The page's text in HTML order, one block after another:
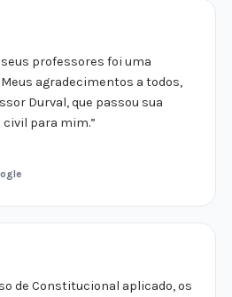
seus professores foi uma
agradecimentos a todos,
Durval, que passou sua
para mim.”
de Constitucional aplicado, os